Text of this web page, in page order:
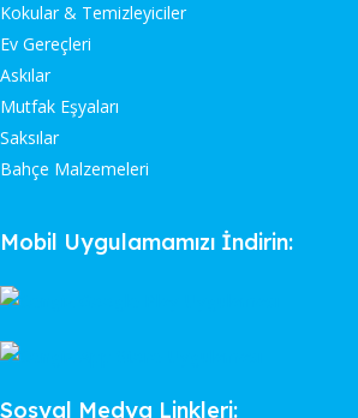
Kokular & Temizleyiciler
Ev Gereçleri
Askılar
Mutfak Eşyaları
Saksılar
Bahçe Malzemeleri
Mobil Uygulamamızı İndirin:
Sosyal Medya Linkleri: